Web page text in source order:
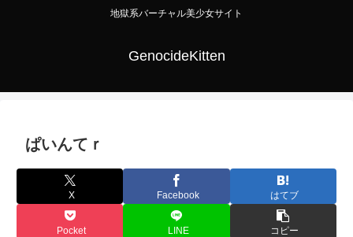
地獄系バーチャル美少女サイト
GenocideKitten
ぱいんてｒ
X Facebook はてブ
Pocket LINE コピー